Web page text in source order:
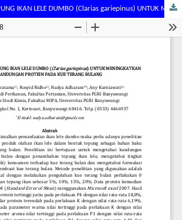
SUPLEMENTASI TEPUNG IKAN LELE DUMBO (Clarias gariepinus) UNTUK MENINGKATKAN KANDUNGAN PROTEIN PADA KUE TERANG BULANG